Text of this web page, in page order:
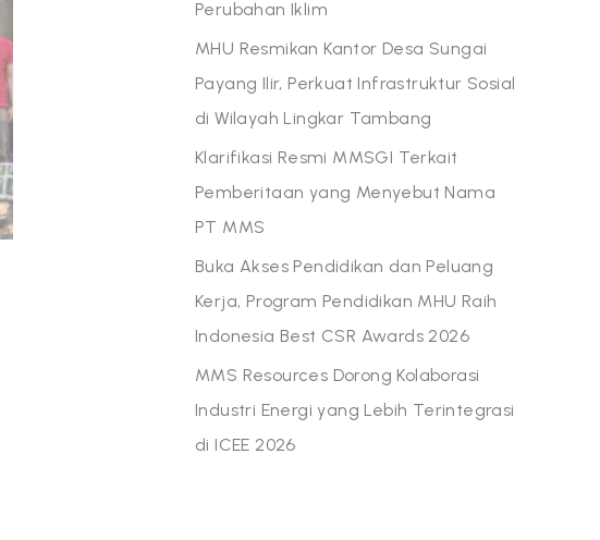
Perubahan Iklim
MHU Resmikan Kantor Desa Sungai
Payang Ilir, Perkuat Infrastruktur Sosial
di Wilayah Lingkar Tambang
Klarifikasi Resmi MMSGI Terkait
Pemberitaan yang Menyebut Nama
PT MMS
Buka Akses Pendidikan dan Peluang
Kerja, Program Pendidikan MHU Raih
Indonesia Best CSR Awards 2026
MMS Resources Dorong Kolaborasi
Industri Energi yang Lebih Terintegrasi
di ICEE 2026